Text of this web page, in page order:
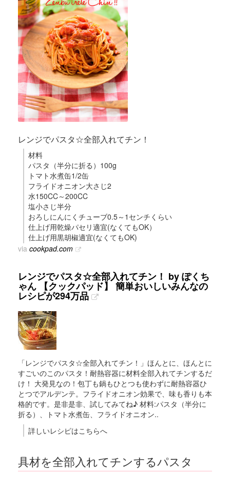
レンジでパスタ☆全部入れてチン！
材料
パスタ（半分に折る）100g
トマト水煮缶1/2缶
フライドオニオン大さじ2
水150CC～200CC
塩小さじ半分
おろしにんにくチューブ0.5～1センチくらい
仕上げ用乾燥パセリ適宜(なくてもOK）
仕上げ用黒胡椒適宜(なくてもOK)
via cookpad.com
レンジでパスタ☆全部入れてチン！ by ぽくち
ゃん 【クックパッド】 簡単おいしいみんなの
レシピが294万品
「レンジでパスタ☆全部入れてチン！」ほんとに、ほんとに
すごいのこのパスタ！耐熱容器に材料全部入れてチンするだ
け！ 大発見なの！包丁も鍋もひとつも使わずに耐熱容器ひ
とつでアルデンテ。フライドオニオン効果で、味も香りも本
格的です。是非是非、試してみてね♪ 材料:パスタ（半分に
折る）、トマト水煮缶、フライドオニオン..
詳しいレシピはこちらへ
具材を全部入れてチンするパスタ